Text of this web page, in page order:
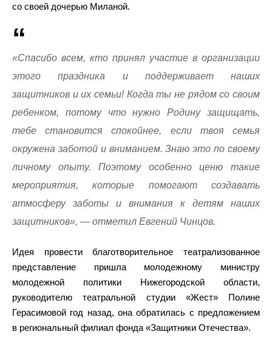
со своей дочерью Миланой.
«Спасибо всем, кто принял участие в организации
этого праздника и поддерживает наших
защитников и их семьи! Когда ты не рядом со своим
ребенком, потому что нужно Родину защищать,
тебе становится спокойнее, если твоя семья
окружена заботой и вниманием. Знаю это по своему
личному опыту. Поэтому особенно ценю такие
мероприятия, которые помогают создавать
атмосферу заботы и внимания к детям наших
защитников», — отметил Евгений Чинцов.
Идея провести благотворительное театрализованное
представление пришла молодежному министру
молодежной политики Нижегородской области,
руководителю театральной студии «Жест» Полине
Герасимовой год назад, она обратилась с предложением
в региональный филиал фонда «Защитники Отечества».